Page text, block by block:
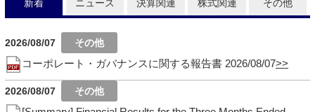
新着 ニュース 決算関連 株式関連 その他
2026/08/07
コーポレート・ガバナンスに関する報告書 2026/08/07
2026/08/07